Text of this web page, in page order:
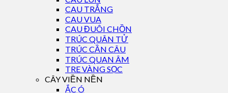
CAU TRẮNG
CAU VUA
CAU ĐUÔI CHỒN
TRÚC QUÂN TỬ
TRÚC CẦN CÂU
TRÚC QUAN ÂM
TRE VÀNG SỌC
CÂY VIỀN NỀN
ẮC Ó